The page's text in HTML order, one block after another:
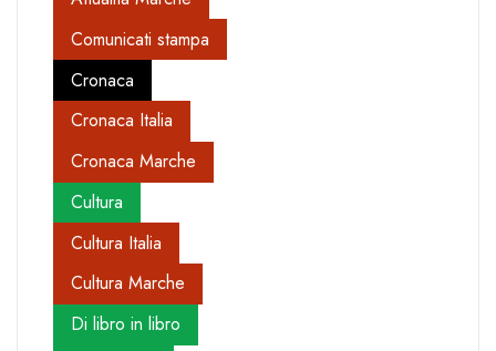
Comunicati stampa
Cronaca
Cronaca Italia
Cronaca Marche
Cultura
Cultura Italia
Cultura Marche
Di libro in libro